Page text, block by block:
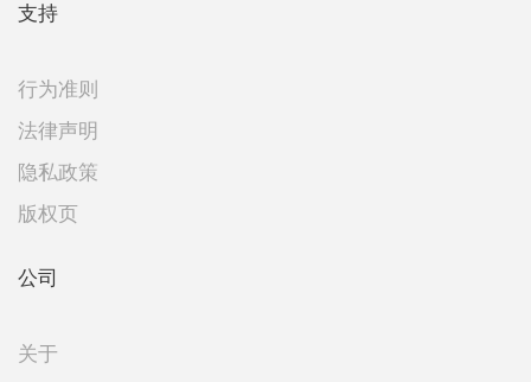
支持
行为准则
法律声明
隐私政策
版权页
公司
关于